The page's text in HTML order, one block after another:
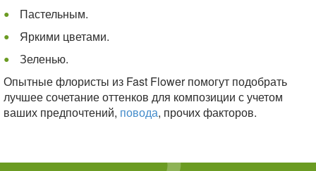
Пастельным.
Яркими цветами.
Зеленью.
Опытные флористы из Fast Flower помогут подобрать
лучшее сочетание оттенков для композиции с учетом
ваших предпочтений, повода, прочих факторов.